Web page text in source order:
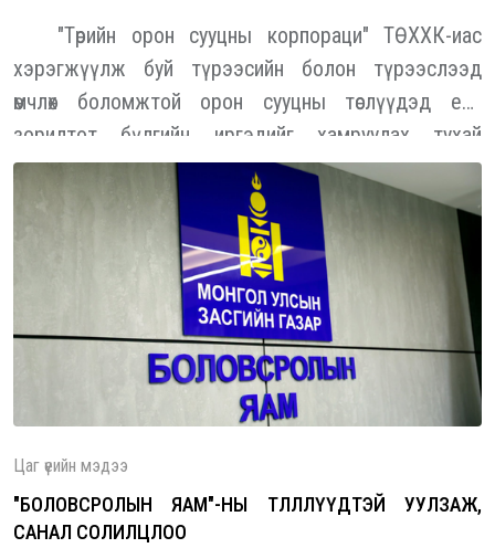
"Төрийн орон сууцны корпораци" ТӨХХК-иас
хэрэгжүүлж буй түрээсийн болон түрээслээд
өмчлөх боломжтой орон сууцны төслүүдэд есөн
зорилтот бүлгийн иргэдийг хамруулах тухай
тусгайлсан журмыг Монгол Улсын Засгийн газраас
баталсан. Энэ есөн бүлэг дотор төрийн үйлчилгээний
алба хаагчид тодорхой хувийг эзэлж байна. Энэ
хүрээнд "ТОСК" ТӨХХК-иас "Эрүүл мэндийн яам"-
ны төлөөлөгчидтэй уулзаж, санал со…
Цаг үеийн мэдээ
"БОЛОВСРОЛЫН ЯАМ"-НЫ ТӨЛӨӨЛЛҮҮДТЭЙ УУЛЗАЖ,
САНАЛ СОЛИЛЦЛОО